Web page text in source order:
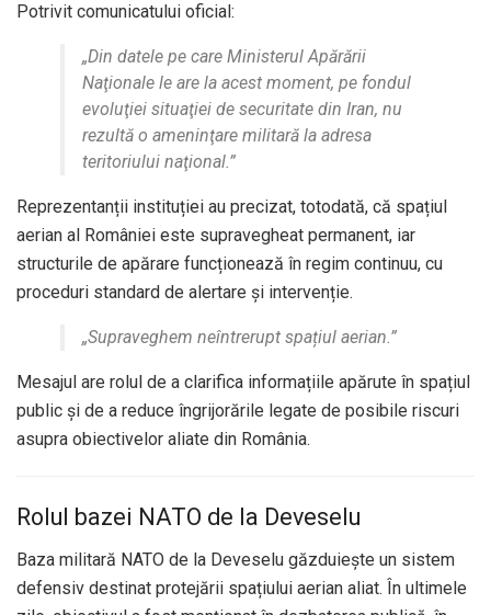
Potrivit comunicatului oficial:
„Din datele pe care Ministerul Apărării
Naţionale le are la acest moment, pe fondul
evoluţiei situaţiei de securitate din Iran, nu
rezultă o ameninţare militară la adresa
teritoriului naţional.”
Reprezentanții instituției au precizat, totodată, că spațiul
aerian al României este supravegheat permanent, iar
structurile de apărare funcționează în regim continuu, cu
proceduri standard de alertare și intervenție.
„Supraveghem neîntrerupt spațiul aerian.”
Mesajul are rolul de a clarifica informațiile apărute în spațiul
public și de a reduce îngrijorările legate de posibile riscuri
asupra obiectivelor aliate din România.
Rolul bazei NATO de la Deveselu
Baza militară NATO de la Deveselu găzduiește un sistem
defensiv destinat protejării spațiului aerian aliat. În ultimele